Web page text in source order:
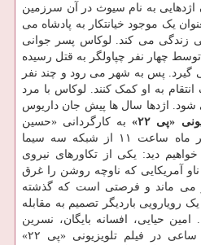
اژدهایی به نام سیوث در آن سرزمین
یک موجود خیانتکار به پادشاه می
زندگی می کند. لوکاس پسر جوانی
چهار نفر چپاولگر به قتل رسیده
گیرد. پس به شهر می رود و چند نفر
به او کمک کنند. لوکاس با مرد
شود. اژدها سال ها پیش جان داریوس
«پی ۲۲»
به کارگردانی «حسین
قاسمی جامی»، جمعه ۱۱ تیر ماه ساعت ۱۱ از شبکه سه سیما
دید: یکی از تکاورهای نیروی
آمریکایی که ناوچه روشن را غرق
می ماند و فرصتی است که گذشته
رویارویی باردیگر تصمیم به مقابله
امین حیایی، افسانه بایگان، نسرین
مقانلو، الهه حصاری و هادی ساعی در فیلم تلویزیونی «پی ۲۲»